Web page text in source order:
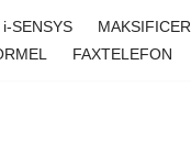
i-SENSYS MAKSIFICER
FAXTELEFON